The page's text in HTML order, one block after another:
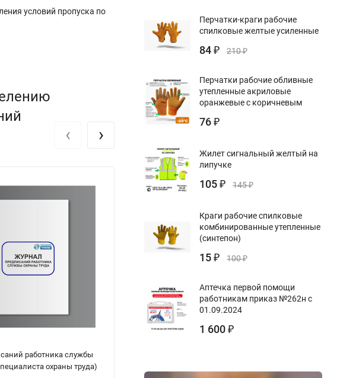
условий пропуска по
работника службы
охраны труда)
‹ ›
Перчатки-краги рабочие
спилковые желтые усиленные
84 ₽ 210₽
Перчатки рабочие обливные
утепленные акриловые
оранжевые с коричневым
76 ₽
Жилет сигнальный желтый на
липучке
105 ₽ 145₽
Краги рабочие спилковые
комбинированные утепленные
(синтепон)
15 ₽ 100₽
Аптечка первой помощи
работникам приказ №262н с
01.09.2024
1 600 ₽